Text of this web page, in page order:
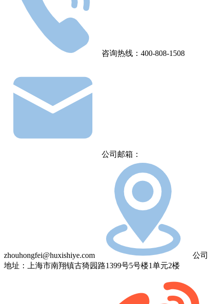
咨询热线：400-808-1508
公司邮箱：
zhouhongfei@huxishiye.com
公司
地址：上海市南翔镇古猗园路1399号5号楼1单元2楼